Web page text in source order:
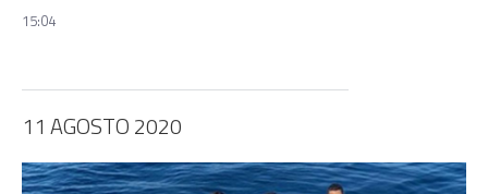
15:04
11 AGOSTO 2020